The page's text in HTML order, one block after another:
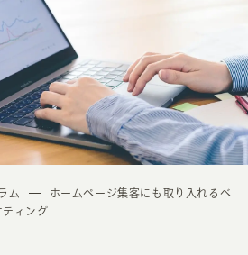
ム
ホームページ集客にも取り入れるべ
ティング